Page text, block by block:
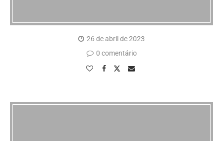
26 de abril de 2023
0 comentário